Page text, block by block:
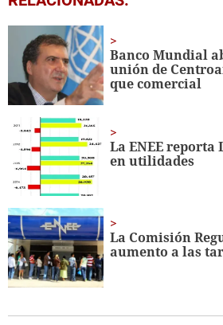
seconds
seconds
Banco Mundial
unión de
que comercial
La ENEE reporta
en utilidades
La Comisión
aumento a las